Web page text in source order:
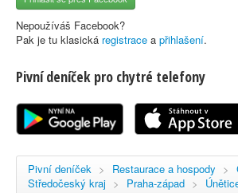
Nápověda
Registrace
Nepoužíváš Facebook?
Pak je tu klasická registrace a přihlašení.
Pivní deníček pro chytré telefony
Pivní deníček > Restaurace a hospody >
Středočeský kraj > Praha-západ >